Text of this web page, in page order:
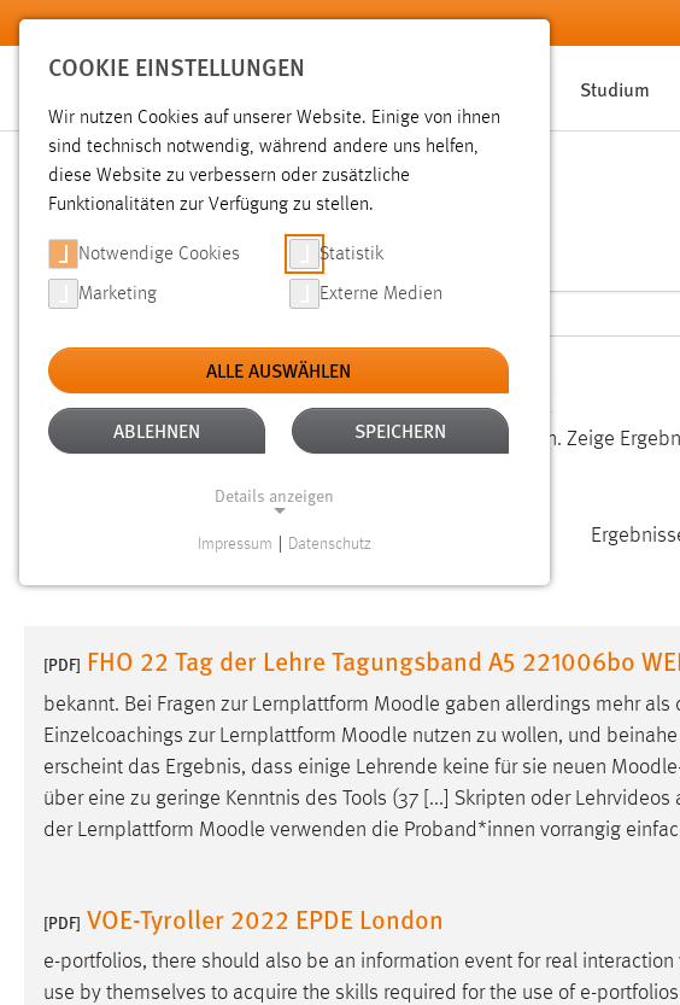
Zum Hauptinhalt springen
Studium
SUCHE
Aktive Filter: TYP: DATEIEN ALLE FILTER ENTFERNEN
Gesucht nach "moodle". Es wurden 268 Ergebnisse gefunden. Zeige
[PDF] FHO 22 Tag der Lehre Tagungsband A5 221006bo
bekannt. Bei Fragen zur Lernplattform Moodle gaben allerdings mehr als
Einzelcoachings zur Lernplattform Moodle nutzen zu wollen, und
erscheint das Ergebnis, dass einige Lehrende keine für sie neuen Moodle
über eine zu geringe Kenntnis des Tools (37 [...] Skripten oder
der Lernplattform Moodle verwenden die Proband*innen vorrangig
[PDF] VOE-Tyroller 2022 EPDE London
e-portfolios, there should also be an information event for real
use by themselves to acquire the skills required for the use of e-
COOKIE EINSTELLUNGEN
Wir nutzen Cookies auf unserer Website. Einige von ihnen
sind technisch notwendig, während andere uns helfen,
diese Website zu verbessern oder zusätzliche
Funktionalitäten zur Verfügung zu stellen.
Notwendige Cookies Statistik
Marketing Externe Medien
ALLE AUSWÄHLEN
ABLEHNEN SPEICHERN
Details anzeigen
Website erforderlich.
Einverständnis
Name: cookie_consent
ausgewählten Einverständnis-Optionen
Cookie Laufzeit: 1 Jahr
Performance
Impressum Datenschutz